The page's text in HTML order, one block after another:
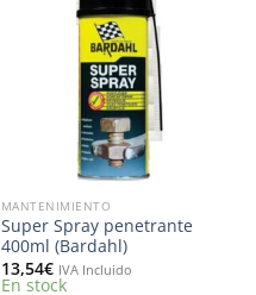
MANTENIMIENTO
Super Spray penetrante
400ml (Bardahl)
13,54€ IVA Incluido
En stock